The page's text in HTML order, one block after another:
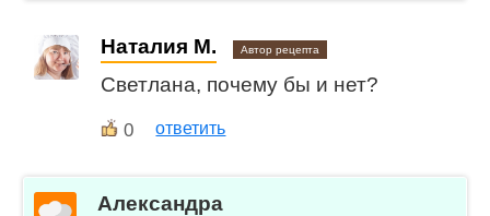
Наталия М. Автор рецепта
Светлана, почему бы и нет?
0 ответить
Александра